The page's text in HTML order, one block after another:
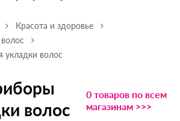
Красота и здоровье
укладки волос
волос
0 товаров по всем
магазинам >>>